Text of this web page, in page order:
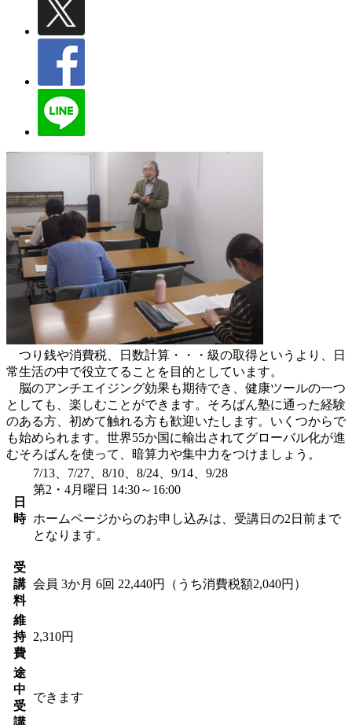
つり銭や消費税、日数計算・・・級の取得というより、日
常生活の中で役立てることを目的としています。
脳のアンチエイジング効果も期待でき、健康ツールの一つ
としても、楽しむことができます。そろばん塾に通った経験
のある方、初めて触れる方も歓迎いたします。いくつからで
も始められます。世界55か国に輸出されてグローバル化が進
むそろばんを使って、暗算力や集中力をつけましょう。
日
時
7/13、7/27、8/10、8/24、9/14、9/28
第2・4月曜日 14:30～16:00
ホームページからのお申し込みは、受講日の2日前まで
となります。
受
講
料
会員 3か月 6回 22,440円（うち消費税額2,040円）
維
持
費
2,310円
途
中
受
講
できます